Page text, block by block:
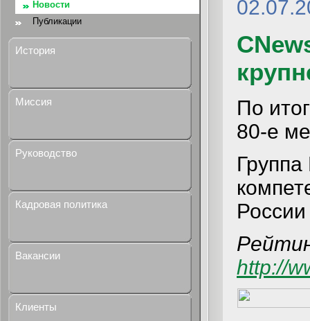
Новости
Публикации
История
Миссия
Руководство
Кадровая политика
Вакансии
Клиенты
По
80-е
http://